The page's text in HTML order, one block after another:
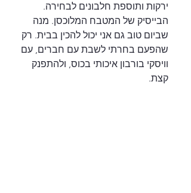
ירקות ותוספת חלבונים לבחירה.
הבייסיק של המטבח המלוכסן. מנה
שביום טוב גם אני יכול להכין בבית. רק
שהפעם בחרתי לשבת עם חברים, עם
וויסקי בורבון איכותי בכוס, ולהתפנק
קצת.